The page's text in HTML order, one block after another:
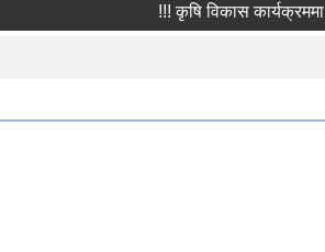
!!! कृषि विकास कार्यक्रममा